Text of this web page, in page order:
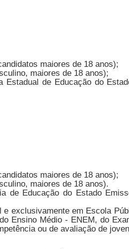
maiores de 18 anos);
maiores de 18 anos);
de Educação do
maiores de 18 anos);
maiores de 18 anos).
de Educação do Estado
exclusivamente em Escola
Ensino Médio - ENEM, do
ou de avaliação de